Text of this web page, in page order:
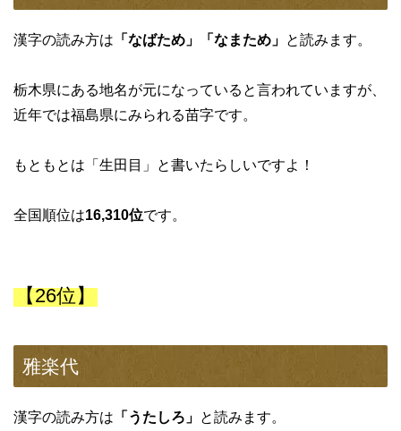
漢字の読み方は 「なばため」「なまため」 と読みます。
栃木県にある地名が元になっていると言われていますが、
近年では福島県にみられる苗字です。
もともとは「生田目」と書いたらしいですよ！
全国順位は16,310位です。
【26位】
雅楽代
漢字の読み方は 「うたしろ」 と読みます。